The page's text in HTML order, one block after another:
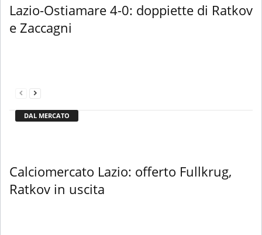
Lazio-Ostiamare 4-0: doppiette di Ratkov
e Zaccagni
DAL MERCATO
Calciomercato Lazio: offerto Fullkrug,
Ratkov in uscita